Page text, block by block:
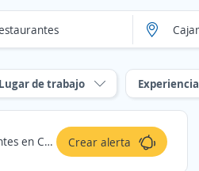
Lugar de trabajo Experiencia
Crear alerta